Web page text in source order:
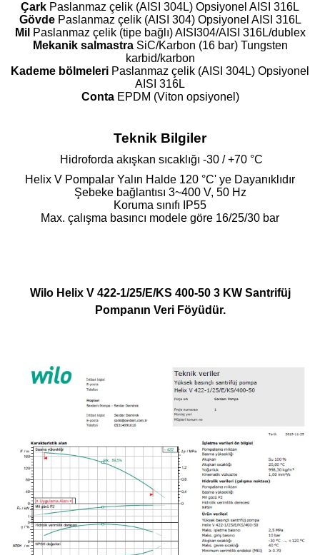
Çark Paslanmaz çelik (AISI 304L) Opsiyonel AISI 316L
GövdePaslanmaz çelik (AISI 304) Opsiyonel AISI 316L
Mil Paslanmaz çelik (tipe bağlı) AISI304/AISI 316L/dublex
Mekanik salmastra SiC/Karbon (16 bar) Tungsten
karbid/karbon
Kademe bölmeleri Paslanmaz çelik (AISI 304L) Opsiyonel
AISI 316L
ContaEPDM (Viton opsiyonel)
Teknik Bilgiler
Hidroforda akışkan sıcaklığı -30 / +70 °C
Helix V Pompalar Yalın Halde 120 °C' ye Dayanıklıdır
Şebeke bağlantısı 3~400 V, 50 Hz
Koruma sınıfı IP55
Max. çalışma basıncı modele göre 16/25/30 bar
Wilo Helix V 422-1/25/E/KS 400-50 3 KW Santrifüj
Pompanın Veri Föyüdür.